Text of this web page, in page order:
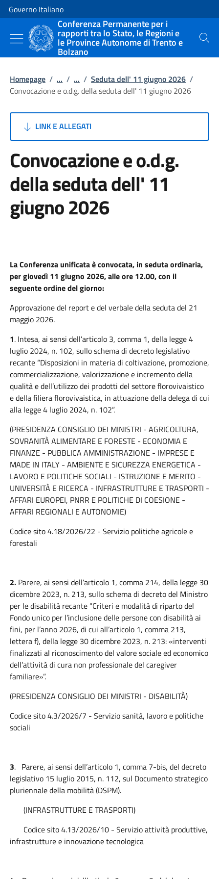
Vai al contenuto
Vai alla navigazione del sito
Governo Italiano
Conferenza Permanente per i
rapporti tra lo Stato, le Regioni e
le Province Autonome di Trento e
Bolzano
Cerca
Homepage / ... / ... / Seduta dell' 11 giugno 2026 /
Convocazione e o.d.g. della seduta dell' 11 giugno 2026
LINK E ALLEGATI
Convocazione e o.d.g.
della seduta dell' 11
giugno 2026
La Conferenza unificata è convocata, in seduta ordinaria,
per giovedì 11 giugno 2026, alle ore 12.00, con il
seguente ordine del giorno:
Approvazione del report e del verbale della seduta del 21
maggio 2026.
1. Intesa, ai sensi dell’articolo 3, comma 1, della legge 4
luglio 2024, n. 102, sullo schema di decreto legislativo
recante “Disposizioni in materia di coltivazione, promozione,
commercializzazione, valorizzazione e incremento della
qualità e dell’utilizzo dei prodotti del settore florovivaistico
e della filiera florovivaistica, in attuazione della delega di cui
alla legge 4 luglio 2024, n. 102”.
(PRESIDENZA CONSIGLIO DEI MINISTRI - AGRICOLTURA,
SOVRANITÀ ALIMENTARE E FORESTE - ECONOMIA E
FINANZE - PUBBLICA AMMINISTRAZIONE - IMPRESE E
MADE IN ITALY - AMBIENTE E SICUREZZA ENERGETICA -
LAVORO E POLITICHE SOCIALI - ISTRUZIONE E MERITO -
UNIVERSITÀ E RICERCA - INFRASTRUTTURE E TRASPORTI -
AFFARI EUROPEI, PNRR E POLITICHE DI COESIONE -
AFFARI REGIONALI E AUTONOMIE)
Codice sito 4.18/2026/22 - Servizio politiche agricole e
forestali
2. Parere, ai sensi dell’articolo 1, comma 214, della legge 30
dicembre 2023, n. 213, sullo schema di decreto del Ministro
per le disabilità recante “Criteri e modalità di riparto del
Fondo unico per l’inclusione delle persone con disabilità ai
fini, per l’anno 2026, di cui all’articolo 1, comma 213,
lettera f), della legge 30 dicembre 2023, n. 213: «interventi
finalizzati al riconoscimento del valore sociale ed economico
dell’attività di cura non professionale del caregiver
familiare»”.
(PRESIDENZA CONSIGLIO DEI MINISTRI - DISABILITÀ)
Codice sito 4.3/2026/7 - Servizio sanità, lavoro e politiche
sociali
3. Parere, ai sensi dell’articolo 1, comma 7-bis, del decreto
legislativo 15 luglio 2015, n. 112, sul Documento strategico
pluriennale della mobilità (DSPM).
(INFRASTRUTTURE E TRASPORTI)
Codice sito 4.13/2026/10 - Servizio attività produttive,
infrastrutture e innovazione tecnologica